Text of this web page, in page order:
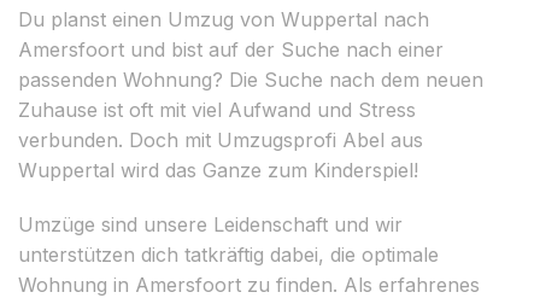
Du planst einen Umzug von Wuppertal nach
Amersfoort und bist auf der Suche nach einer
passenden Wohnung? Die Suche nach dem neuen
Zuhause ist oft mit viel Aufwand und Stress
verbunden. Doch mit Umzugsprofi Abel aus
Wuppertal wird das Ganze zum Kinderspiel!
Umzüge sind unsere Leidenschaft und wir
unterstützen dich tatkräftig dabei, die optimale
Wohnung in Amersfoort zu finden. Als erfahrenes